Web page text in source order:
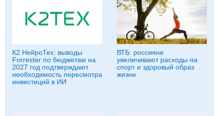
К2 НейроТех: выводы
Forrester по бюджетам на
2027 год подтверждают
необходимость пересмотра
инвестиций в ИИ
ВТБ: россияне
увеличивают расходы на
спорт и здоровый образ
жизни